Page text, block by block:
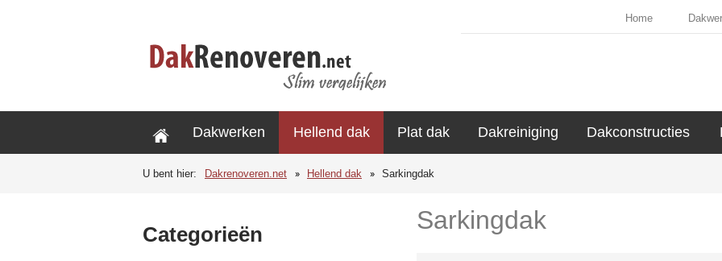
Home
Dakwerken Hellend dak Plat dak Dakreiniging Dakconstructies
U bent hier: Dakrenoveren.net Hellend dak Sarkingdak
Sarkingdak
Categorieën